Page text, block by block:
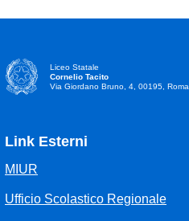
Liceo Statale
Cornelio Tacito
Via Giordano Bruno, 4, 00195, Roma
Link Esterni
MIUR
Ufficio Scolastico Regionale